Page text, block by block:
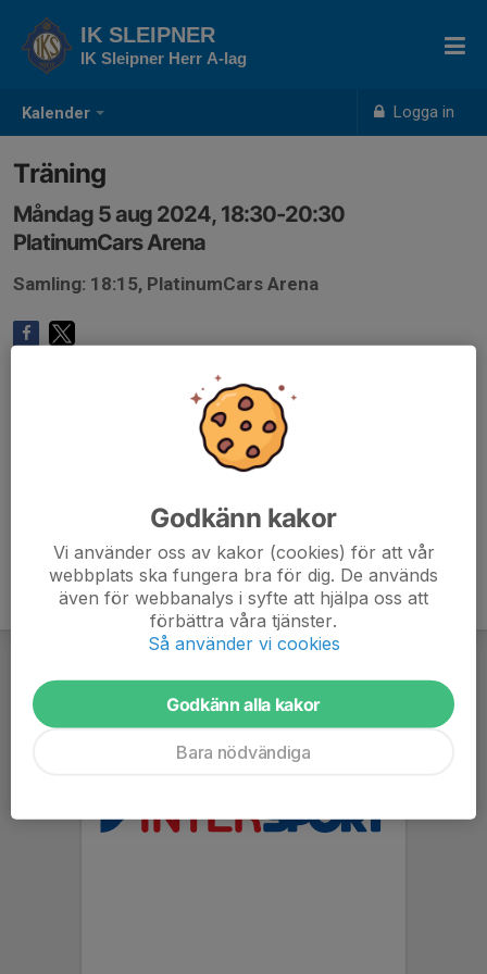
Kalender Logga in
IK SLEIPNER
IK Sleipner Herr A-lag
Träning
Måndag 5 aug 2024, 18:30-20:30
PlatinumCars Arena
Samling: 18:15, PlatinumCars Arena
Godkänn kakor
Vi använder oss av kakor (cookies) för att vår
webbplats ska fungera bra för dig. De används
även för webbanalys i syfte att hjälpa oss att
förbättra våra tjänster.
Så använder vi cookies
Godkänn alla kakor
Bara nödvändiga